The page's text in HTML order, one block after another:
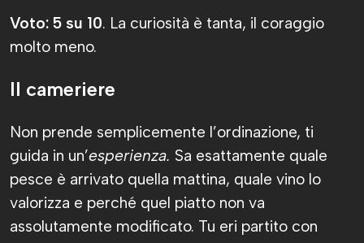
Voto: 5 su 10. La curiosità è tanta, il coraggio
molto meno.
Il cameriere
Non prende semplicemente l’ordinazione, ti
guida in un’esperienza. Sa esattamente quale
pesce è arrivato quella mattina, quale vino lo
valorizza e perché quel piatto non va
assolutamente modificato. Tu eri partito con